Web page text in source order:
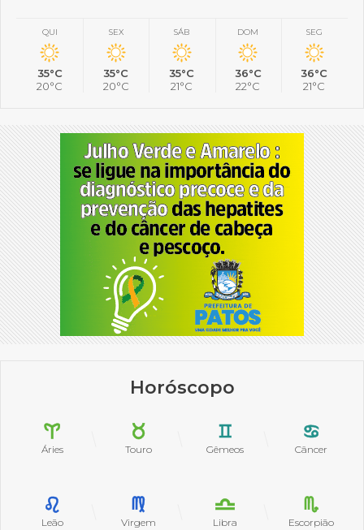
QUI
35°C
20°C
SEX
35°C
20°C
SÁB
35°C
21°C
DOM
36°C
22°C
SEG
36°C
21°C
Horóscopo
Áries Touro Gêmeos Câncer
Leão Virgem Libra Escorpião